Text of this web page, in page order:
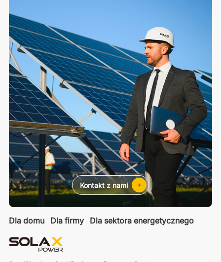
Dla domu Dla firmy Dla sektora energetycznego
Kontakt z nami